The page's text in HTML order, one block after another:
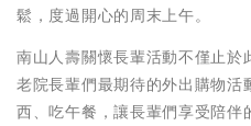
鬆，度過開心的周末上午。
南山人壽關懷長輩活動不僅止於
老院長輩們最期待的外出購物活
西、吃午餐，讓長輩們享受陪